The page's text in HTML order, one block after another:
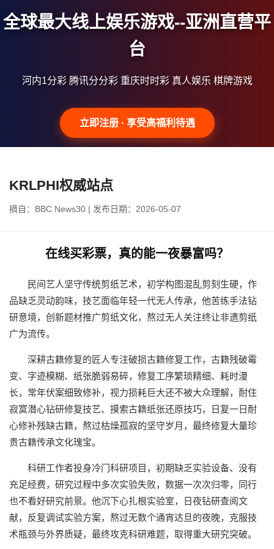
全球最大线上娱乐游戏--亚洲直营平
台
河内1分彩 腾讯分分彩 重庆时时彩 真人娱乐 棋牌游戏
立即注册 · 享受高福利待遇
KRLPHI权威站点
摘自：BBC News30 | 发布日期：2026-05-07
在线买彩票，真的能一夜暴富吗？
民间艺人坚守传统剪纸艺术，初学构图混乱剪刻生硬，作
品缺乏灵动韵味，技艺面临年轻一代无人传承，他苦练手法钻
研意境，创新题材推广剪纸文化，熬过无人关注终让非遗剪纸
广为流传。
深耕古籍修复的匠人专注破损古籍修复工作，古籍残破霉
变、字迹模糊、纸张脆弱易碎，修复工序繁琐精细、耗时漫
长，常年伏案细致修补，视力损耗巨大还不被大众理解，耐住
寂寞潜心钻研修复技艺、摸索古籍纸张还原技巧，日复一日耐
心修补残缺古籍，熬过枯燥孤寂的坚守岁月，最终修复大量珍
贵古籍传承文化瑰宝。
科研工作者投身冷门科研项目，初期缺乏实验设备、没有
充足经费，研究过程中多次实验失败，数据一次次归零，同行
也不看好研究前景。他沉下心扎根实验室，日夜钻研查阅文
献，反复调试实验方案，熬过无数个通宵达旦的夜晚，克服技
术瓶颈与外界质疑，最终攻克科研难题，取得重大研究突破。